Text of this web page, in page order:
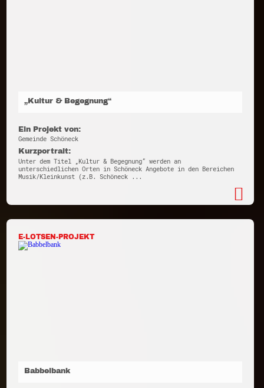
„Kultur & Begegnung“
Ein Projekt von:
Gemeinde Schöneck
Kurzportrait:
Unter dem Titel „Kultur & Begegnung“ werden an
unterschiedlichen Orten in Schöneck Angebote in den Bereichen
Musik/Kleinkunst (z.B. Schöneck ...
E-LOTSEN-PROJEKT
Babbelbank